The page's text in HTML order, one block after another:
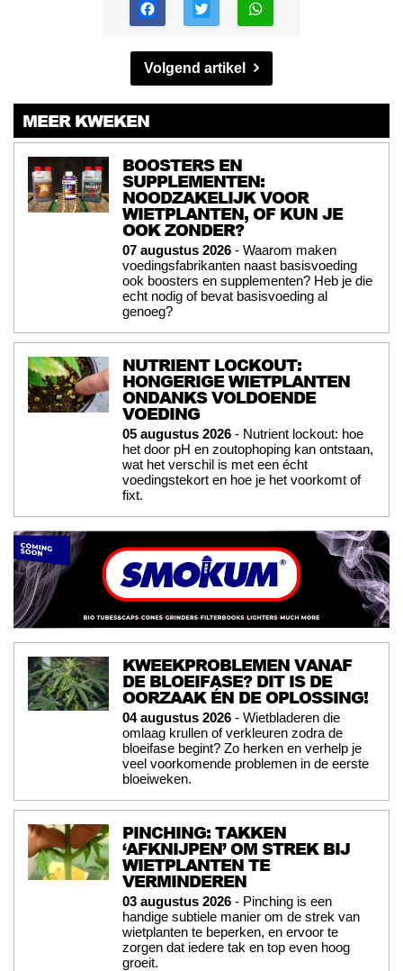
Volgend artikel
MEER KWEKEN
BOOSTERS EN
SUPPLEMENTEN:
NOODZAKELIJK VOOR
WIETPLANTEN, OF KUN JE
OOK ZONDER?
07 augustus 2026 - Waarom maken
voedingsfabrikanten naast basisvoeding
ook boosters en supplementen? Heb je die
echt nodig of bevat basisvoeding al
genoeg?
NUTRIENT LOCKOUT:
HONGERIGE WIETPLANTEN
ONDANKS VOLDOENDE
VOEDING
05 augustus 2026 - Nutrient lockout: hoe
het door pH en zoutophoping kan ontstaan,
wat het verschil is met een écht
voedingstekort en hoe je het voorkomt of
fixt.
KWEEKPROBLEMEN VANAF
DE BLOEIFASE? DIT IS DE
OORZAAK ÉN DE OPLOSSING!
04 augustus 2026 - Wietbladeren die
omlaag krullen of verkleuren zodra de
bloeifase begint? Zo herken en verhelp je
veel voorkomende problemen in de eerste
bloeiweken.
PINCHING: TAKKEN
‘AFKNIJPEN’ OM STREK BIJ
WIETPLANTEN TE
VERMINDEREN
03 augustus 2026 - Pinching is een
handige subtiele manier om de strek van
wietplanten te beperken, en ervoor te
zorgen dat iedere tak en top even hoog
groeit.